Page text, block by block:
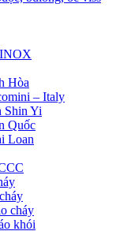
Hòa
– Italy
Shin Yi
Quốc
Loan
cháy
khói